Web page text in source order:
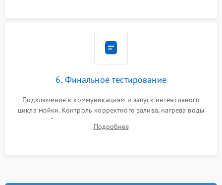
6. Финальное тестирование
Подключение к коммуникациям и запуск интенсивного
цикла мойки. Контроль корректного залива, нагрева воды
до нужной температуры, отсутствия посторонних шумов,
штатного слива и абсолютной сухости в поддоне.
Подробнее